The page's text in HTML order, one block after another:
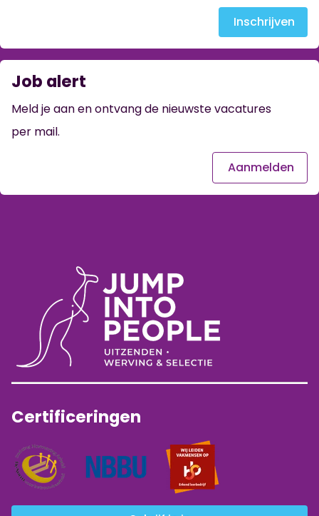
Inschrijven
Job alert
Meld je aan en ontvang de nieuwste vacatures
per mail.
Aanmelden
Certificeringen